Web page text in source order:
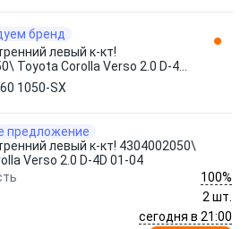
бренд
левый к-кт!
Toyota Corolla Verso 2.0 D-4D
SX STELLOX
1050-SX
предложение
левый к-кт! 4304002050\
Verso 2.0 D-4D 01-04
100%
2 шт.
сегодня в 21:00